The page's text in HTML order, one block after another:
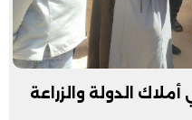
أملاك الدولة والزراعة